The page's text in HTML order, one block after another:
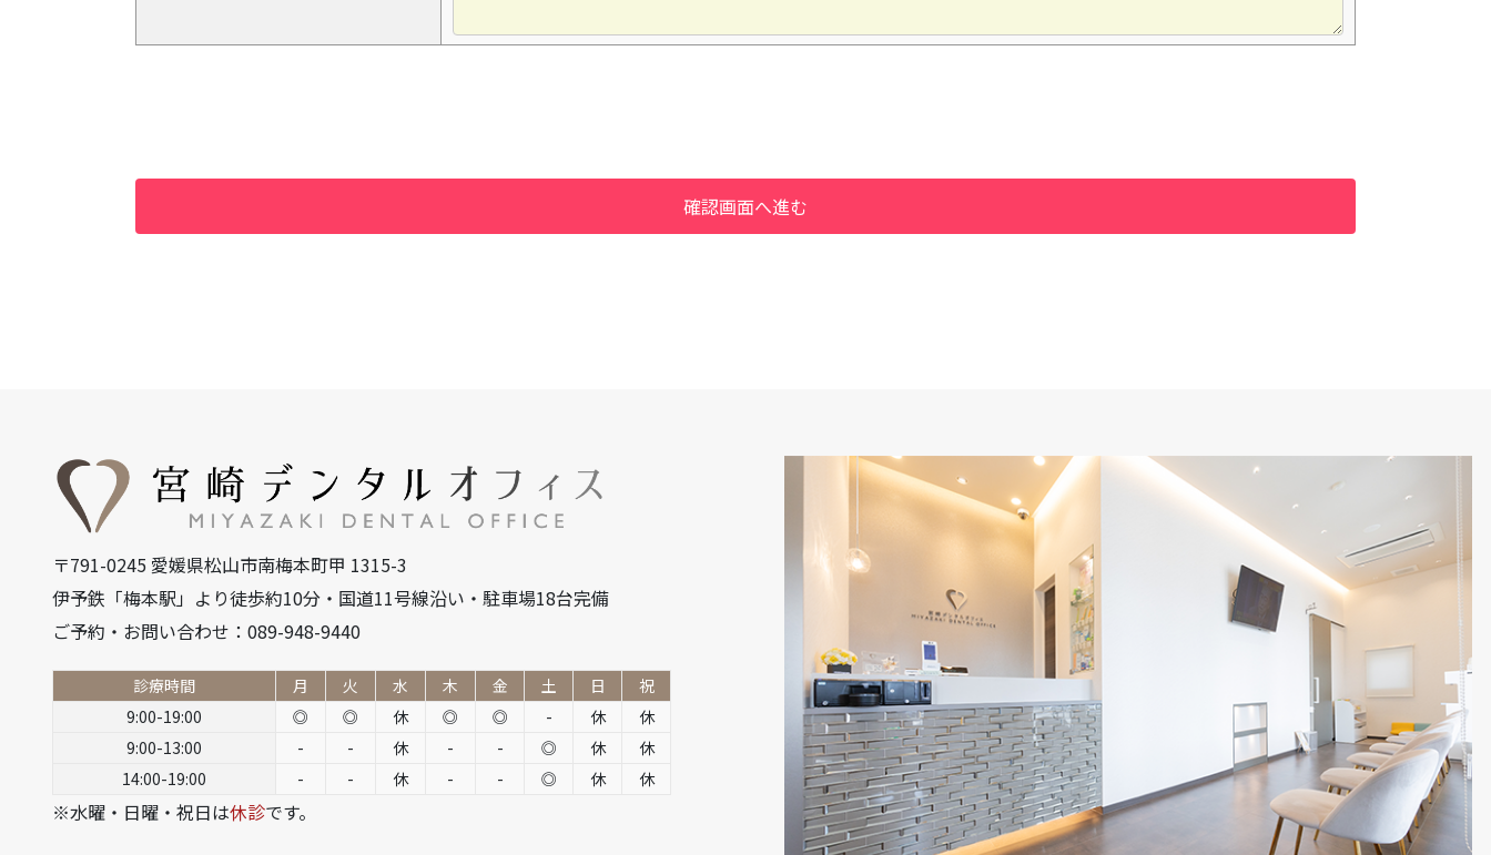
〒791-0245 愛媛県松山市南梅本町甲 1315-3
伊予鉄「梅本駅」より徒歩約10分・国道11号線沿い・駐車場18台完備
ご予約・お問い合わせ：089-948-9440
診療時間 月 火 水 木 金 土 日
祝
9:00-19:00
◎ ◎ 休 ◎ ◎ - 休
休
9:00-13:00
- - 休 - - ◎ 休
休
14:00-19:00
- - 休 - - ◎ 休 休
※水曜・日曜・祝日は休診です。